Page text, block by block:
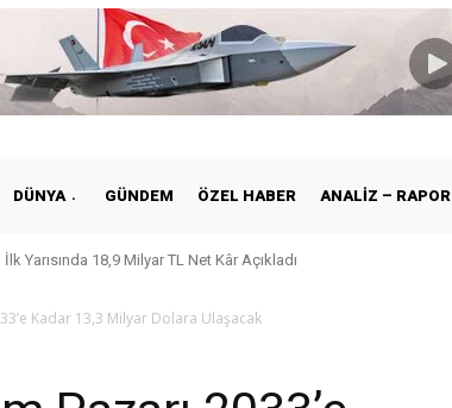
DÜNYA GÜNDEM ÖZEL HABER ANALIZ – RAPOR
İlk Yarısında 18,9 Milyar TL Net Kâr Açıkladı
Kadar 13,3 Milyar Dolara Ulaşacak